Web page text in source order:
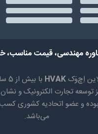
مهندسی، قیمت مناسب،
اِچ‌وَک HVAK
توسعه تجارت الکترونیک و
و عضو اتحادیه کشوری
می‌باشد.